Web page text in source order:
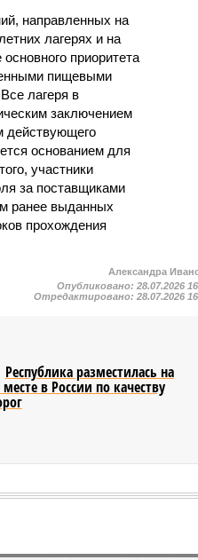
направленных на
лагерях и на
приоритета
пищевыми
лагеря в
заключением
действующего
основанием для
участники
за поставщиками
ранее выданных
прохождения
Александра
Опубликовано:28.07.2026
Отредактировано:28.07.2026
Республика разместилась на
месте в России по качеству